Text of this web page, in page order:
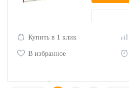
Купить в 1 клик
В избранное